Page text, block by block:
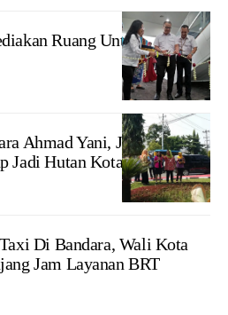
Ruang Untuk Anak
Ahmad Yani, Jalan
Jadi Hutan Kota
Di Bandara, Wali Kota
Jam Layanan BRT